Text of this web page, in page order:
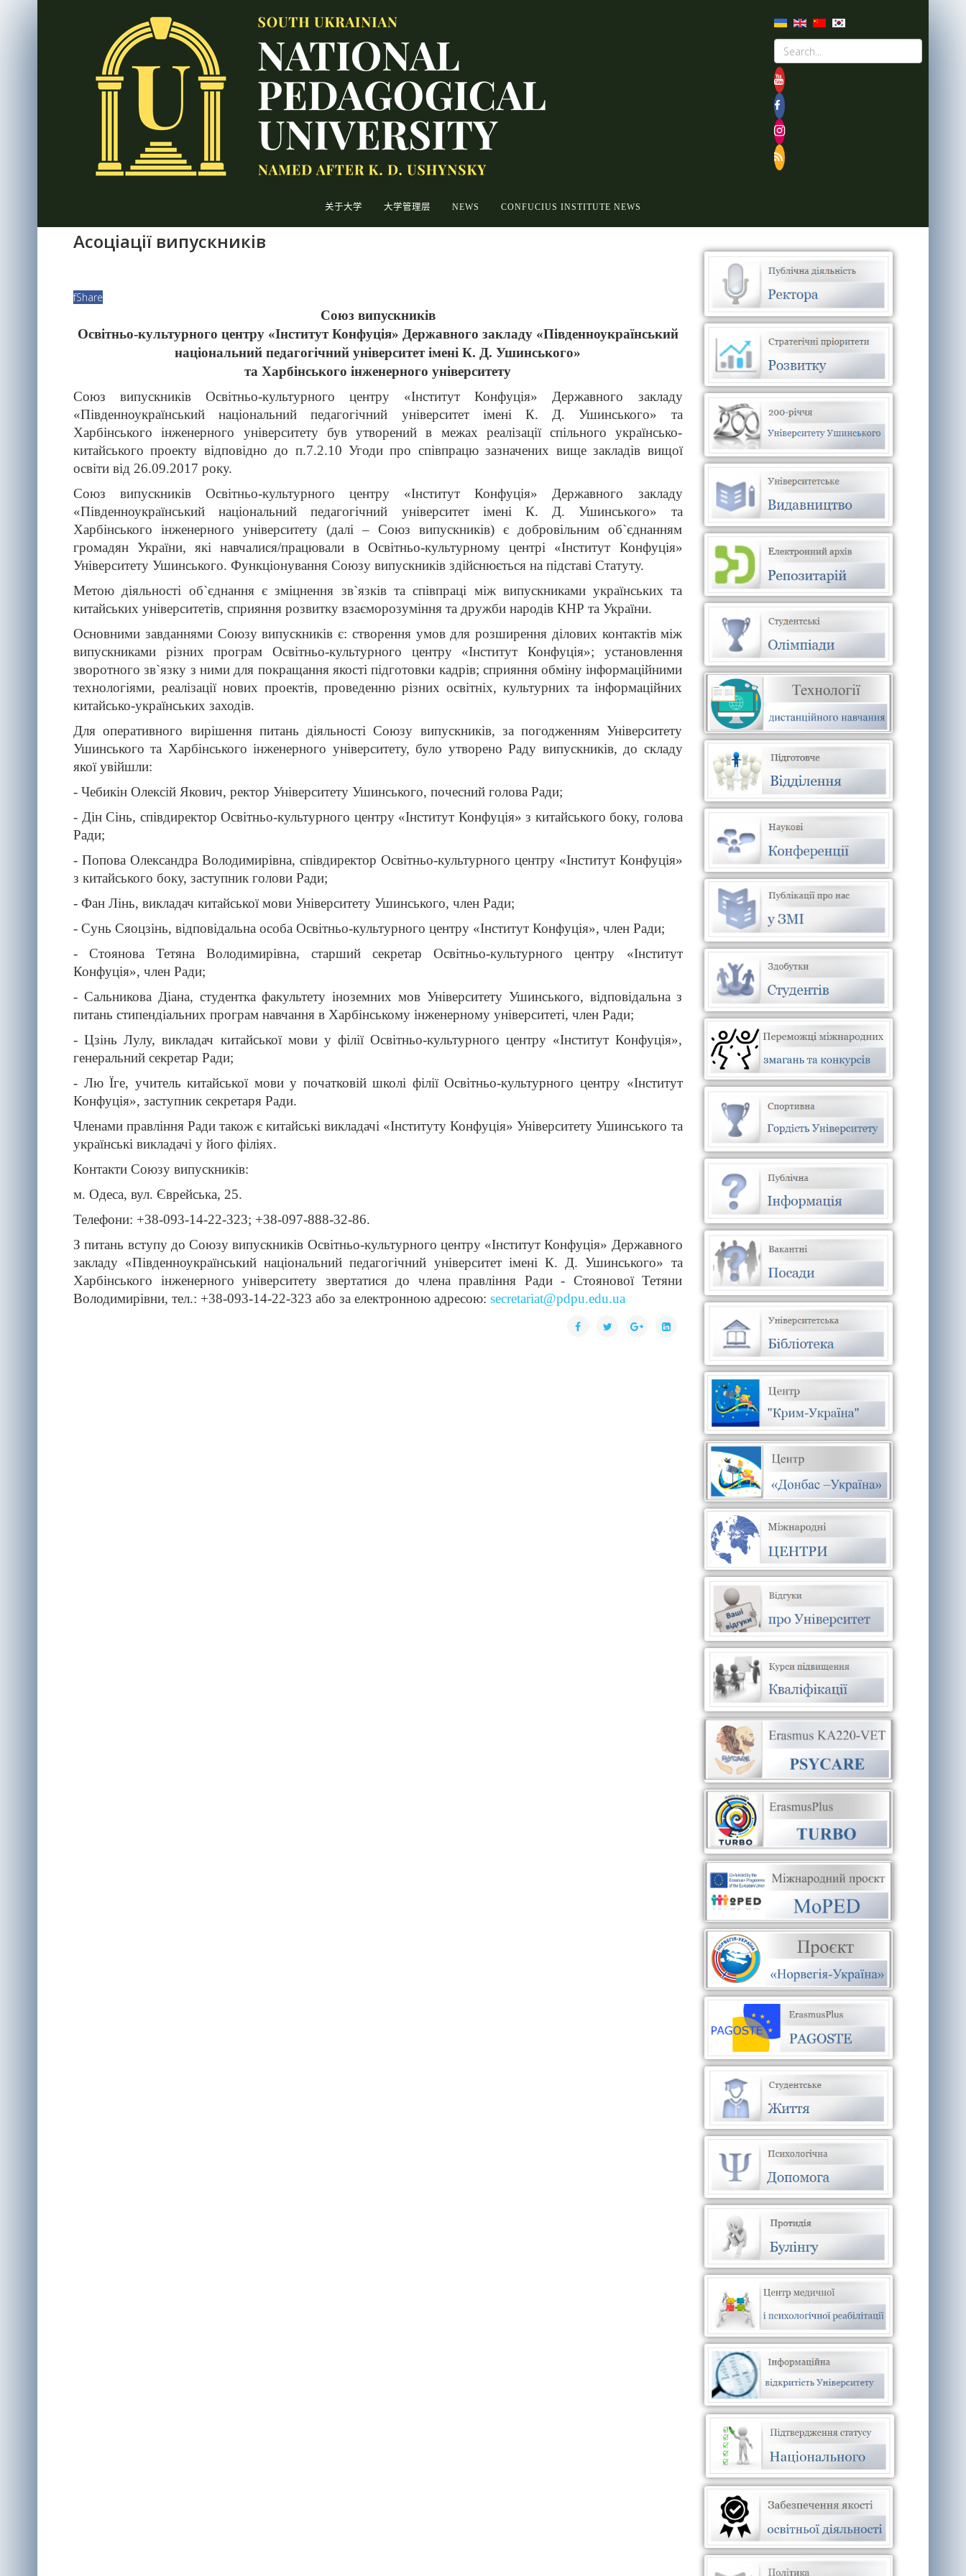
关于大学 大学管理层 NEWS CONFUCIUS INSTITUTE NEWS
Асоціації випускників
fShare
Союз випускників
Освітньо-культурного центру «Інститут Конфуція» Державного закладу «Південноукраїнський
національний педагогічний університет імені К. Д. Ушинського»
та Харбінського інженерного університету
Союз випускників Освітньо-культурного центру «Інститут Конфуція» Державного закладу
«Південноукраїнський національний педагогічний університет імені К. Д. Ушинського» та
Харбінського інженерного університету був утворений в межах реалізації спільного українсько-
китайського проекту відповідно до п.7.2.10 Угоди про співпрацю зазначених вище закладів вищої
освіти від 26.09.2017 року.
Союз випускників Освітньо-культурного центру «Інститут Конфуція» Державного закладу
«Південноукраїнський національний педагогічний університет імені К. Д. Ушинського» та
Харбінського інженерного університету (далі – Союз випускників) є добровільним об`єднанням
громадян України, які навчалися/працювали в Освітньо-культурному центрі «Інститут Конфуція»
Університету Ушинського. Функціонування Союзу випускників здійснюється на підставі Статуту.
Метою діяльності об`єднання є зміцнення зв`язків та співпраці між випускниками українських та
китайських університетів, сприяння розвитку взаєморозуміння та дружби народів КНР та України.
Основними завданнями Союзу випускників є: створення умов для розширення ділових контактів між
випускниками різних програм Освітньо-культурного центру «Інститут Конфуція»; установлення
зворотного зв`язку з ними для покращання якості підготовки кадрів; сприяння обміну інформаційними
технологіями, реалізації нових проектів, проведенню різних освітніх, культурних та інформаційних
китайсько-українських заходів.
Для оперативного вирішення питань діяльності Союзу випускників, за погодженням Університету
Ушинського та Харбінського інженерного університету, було утворено Раду випускників, до складу
якої увійшли:
- Чебикін Олексій Якович, ректор Університету Ушинського, почесний голова Ради;
- Дін Сінь, співдиректор Освітньо-культурного центру «Інститут Конфуція» з китайського боку, голова
Ради;
- Попова Олександра Володимирівна, співдиректор Освітньо-культурного центру «Інститут Конфуція»
з китайського боку, заступник голови Ради;
- Фан Лінь, викладач китайської мови Університету Ушинського, член Ради;
- Сунь Сяоцзінь, відповідальна особа Освітньо-культурного центру «Інститут Конфуція», член Ради;
- Стоянова Тетяна Володимирівна, старший секретар Освітньо-культурного центру «Інститут
Конфуція», член Ради;
- Сальникова Діана, студентка факультету іноземних мов Університету Ушинського, відповідальна з
питань стипендіальних програм навчання в Харбінському інженерному університеті, член Ради;
- Цзінь Лулу, викладач китайської мови у філії Освітньо-культурного центру «Інститут Конфуція»,
генеральний секретар Ради;
- Лю Їге, учитель китайської мови у початковій школі філії Освітньо-культурного центру «Інститут
Конфуція», заступник секретаря Ради.
Членами правління Ради також є китайські викладачі «Інституту Конфуція» Університету Ушинського та
українські викладачі у його філіях.
Контакти Союзу випускників:
м. Одеса, вул. Єврейська, 25.
Телефони: +38-093-14-22-323; +38-097-888-32-86.
З питань вступу до Союзу випускників Освітньо-культурного центру «Інститут Конфуція» Державного
закладу «Південноукраїнський національний педагогічний університет імені К. Д. Ушинського» та
Харбінського інженерного університету звертатися до члена правління Ради - Стоянової Тетяни
Володимирівни, тел.: +38-093-14-22-323 або за електронною адресою: secretariat@pdpu.edu.ua